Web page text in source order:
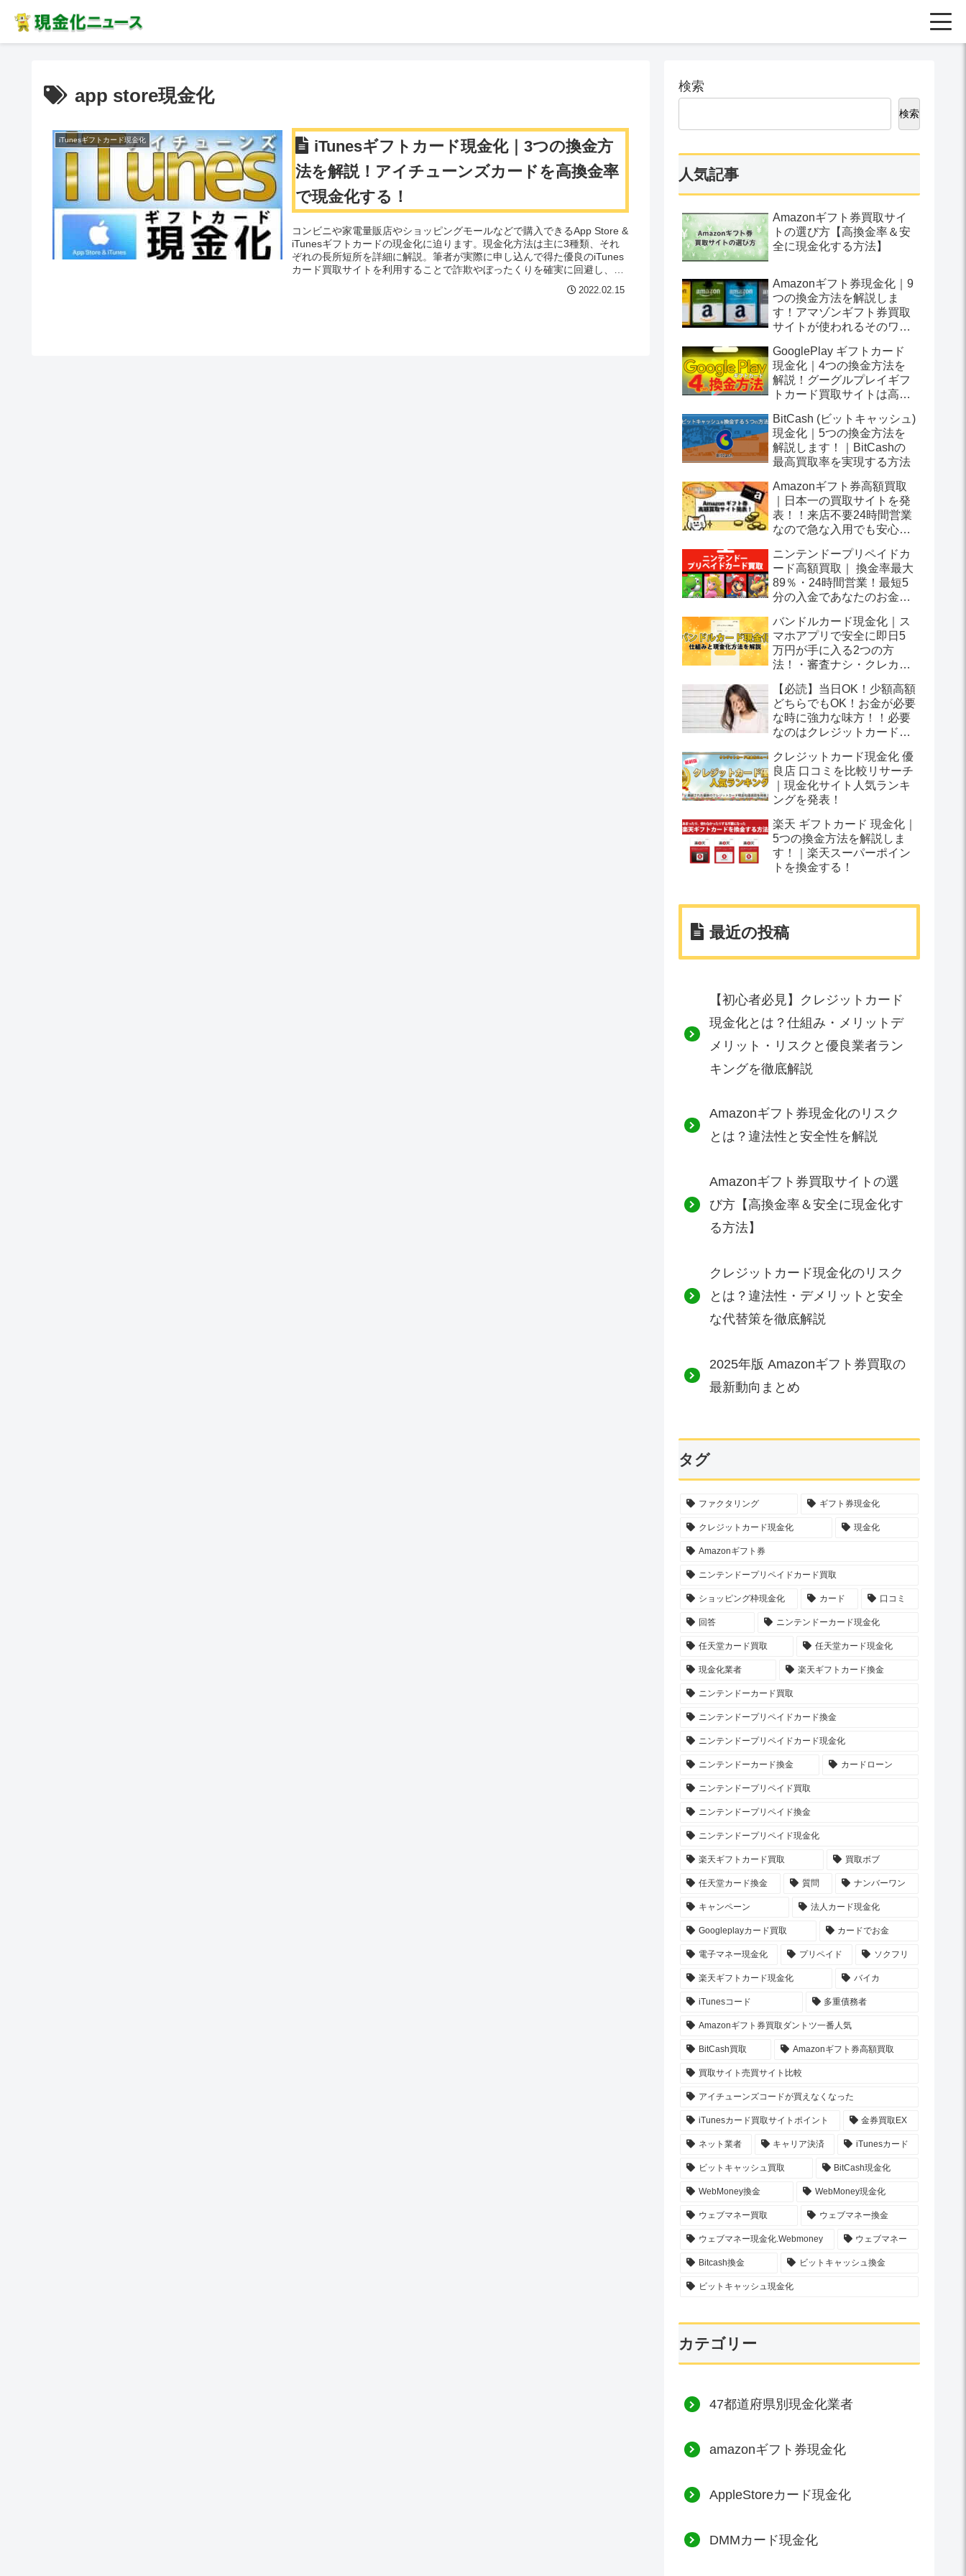
app store現金化
iTunesギフトカード現金化
iTunesギフトカード現金化｜3つの換金方
法を解説！アイチューンズカードを高換金率
で現金化する！
コンビニや家電量販店やショッピングモールなどで購入できるApp Store &
iTunesギフトカードの現金化に迫ります。現金化方法は主に3種類、それ
ぞれの長所短所を詳細に解説。筆者が実際に申し込んで得た優良のiTunes
カード買取サイトを利用することで詐欺やぼったくりを確実に回避し、日
本全国どこからでも安全確実な最高換金率の現金化をサポートします。
2022.02.15
検索
検索
人気記事
Amazonギフト券買取サイ
トの選び方【高換金率＆安
全に現金化する方法】
Amazonギフト券現金化｜9
つの換金方法を解説しま
す！アマゾンギフト券買取
サイトが使われるそのワケ
GooglePlay ギフトカード
現金化｜4つの換金方法を
解説！グーグルプレイギフ
トカード買取サイトは高換
BitCash (ビットキャッシュ)
現金化｜5つの換金方法を
解説します！｜BitCashの
最高買取率を実現する方法
Amazonギフト券高額買取
｜日本一の買取サイトを発
表！！来店不要24時間営業
なので急な入用でも安心で
ニンテンドープリペイドカ
ード高額買取｜ 換金率最大
89％・24時間営業！最短5
分の入金であなたのお金つ
バンドルカード現金化｜ス
マホアプリで安全に即日5
万円が手に入る2つの方
法！・審査ナシ・クレカ不
【必読】当日OK！少額高額
どちらでもOK！お金が必要
な時に強力な味方！！必要
なのはクレジットカードだ
は？
クレジットカード現金化 優
良店 口コミを比較リサーチ
｜現金化サイト人気ランキ
ングを発表！
楽天 ギフトカード 現金化｜
5つの換金方法を解説しま
す！｜楽天スーパーポイン
トを換金する！
最近の投稿
【初心者必見】クレジットカード
現金化とは？仕組み・メリットデ
メリット・リスクと優良業者ラン
キングを徹底解説
Amazonギフト券現金化のリスク
とは？違法性と安全性を解説
Amazonギフト券買取サイトの選
び方【高換金率＆安全に現金化す
る方法】
クレジットカード現金化のリスク
とは？違法性・デメリットと安全
な代替策を徹底解説
2025年版 Amazonギフト券買取の
最新動向まとめ
タグ
ファクタリング ギフト券現金化
クレジットカード現金化 現金化
Amazonギフト券
ニンテンドープリペイドカード買取
ショッピング枠現金化 カード 口コミ
回答 ニンテンドーカード現金化
任天堂カード買取 任天堂カード現金化
現金化業者 楽天ギフトカード換金
ニンテンドーカード買取
ニンテンドープリペイドカード換金
ニンテンドープリペイドカード現金化
ニンテンドーカード換金 カードローン
ニンテンドープリペイド買取
ニンテンドープリペイド換金
ニンテンドープリペイド現金化
楽天ギフトカード買取 買取ボブ
任天堂カード換金 質問 ナンバーワン
キャンペーン 法人カード現金化
Googleplayカード買取 カードでお金
電子マネー現金化 プリペイド ソクフリ
楽天ギフトカード現金化 バイカ
iTunesコード 多重債務者
Amazonギフト券買取ダントツ一番人気
BitCash買取 Amazonギフト券高額買取
買取サイト売買サイト比較
アイチューンズコードが買えなくなった
iTunesカード買取サイトポイント 金券買取EX
ネット業者 キャリア決済 iTunesカード
ビットキャッシュ買取 BitCash現金化
WebMoney換金 WebMoney現金化
ウェブマネー買取 ウェブマネー換金
ウェブマネー現金化.Webmoney ウェブマネー
Bitcash換金 ビットキャッシュ換金
ビットキャッシュ現金化
カテゴリー
47都道府県別現金化業者
amazonギフト券現金化
AppleStoreカード現金化
DMMカード現金化